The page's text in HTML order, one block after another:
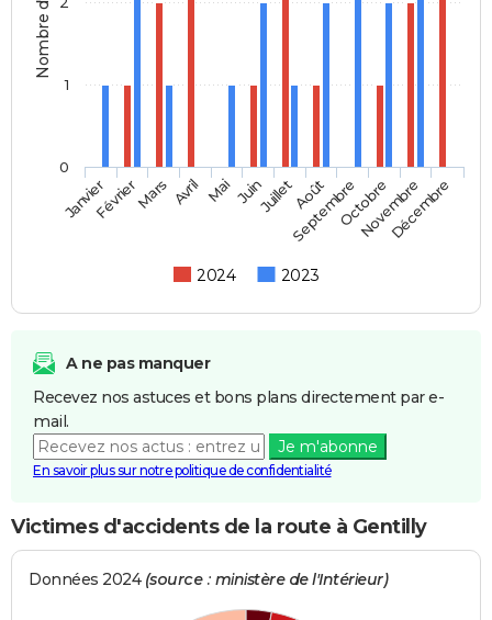
2024 2023
JanvierFévrierMars Avril Mai JuinJuilletAoût
SeptembreOctobre
Novembre
Décembre
0
1
A ne pas manquer
Recevez nos astuces et bons plans directement par e-
mail.
Je m'abonne
En savoir plus sur notre politique de confidentialité
Victimes d'accidents de la route à Gentilly
Données 2024 (source : ministère de l'Intérieur)